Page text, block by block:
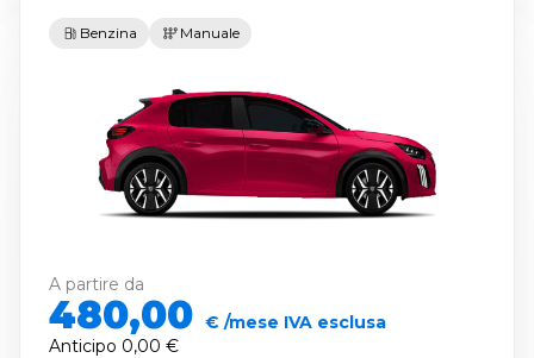
Benzina Manuale
A partire da
480,00 € /mese IVA esclusa
Anticipo 0,00 €